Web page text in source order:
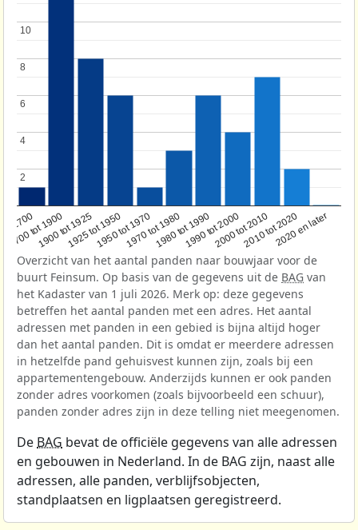
1700
1700 tot 1900
1900 tot 19251925 tot 19501950 tot 19701970 tot 19801980 tot 19901990 tot 20002000 tot 20102010 tot 20202020 en later
2
2
4
4
6
6
8
8
10
10
Overzicht van het aantal panden naar bouwjaar voor de
buurt Feinsum. Op basis van de gegevens uit de BAG van
het Kadaster van 1 juli 2026. Merk op: deze gegevens
betreffen het aantal panden met een adres. Het aantal
adressen met panden in een gebied is bijna altijd hoger
dan het aantal panden. Dit is omdat er meerdere adressen
in hetzelfde pand gehuisvest kunnen zijn, zoals bij een
appartementengebouw. Anderzijds kunnen er ook panden
zonder adres voorkomen (zoals bijvoorbeeld een schuur),
panden zonder adres zijn in deze telling niet meegenomen.
De BAG bevat de officiële gegevens van alle adressen
en gebouwen in Nederland. In de BAG zijn, naast alle
adressen, alle panden, verblijfsobjecten,
standplaatsen en ligplaatsen geregistreerd.